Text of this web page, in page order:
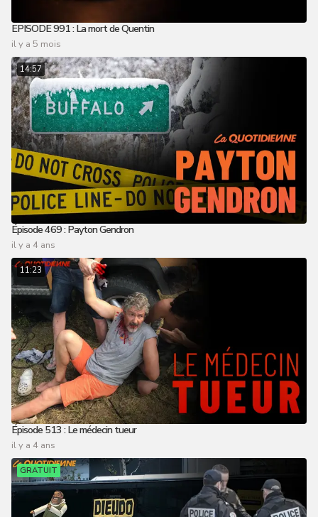
EPISODE 991 : La mort de Quentin
il y a 5 mois
14:57
Épisode 469 : Payton Gendron
il y a 4 ans
11:23
Épisode 513 : Le médecin tueur
il y a 4 ans
GRATUIT